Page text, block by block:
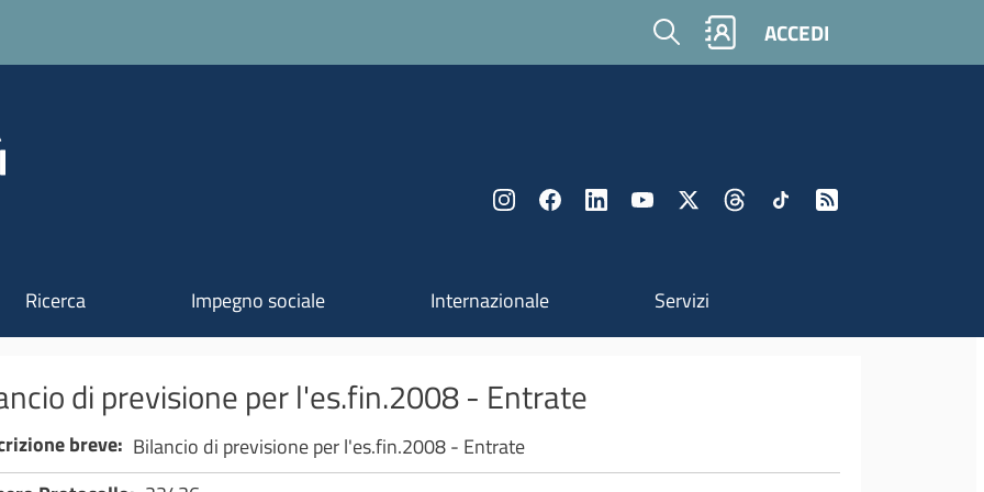
Cerca ACCEDI
Ricerca Impegno sociale Internazionale Servizi
di previsione per l'es.fin.2008 - Entrate
breve Bilancio di previsione per l'es.fin.2008 - Entrate